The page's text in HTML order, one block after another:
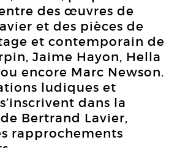
des œuvres de
et des pièces de
et contemporain de
Jaime Hayon, Hella
encore Marc Newson.
ludiques et
dans la
Bertrand Lavier,
rapprochements